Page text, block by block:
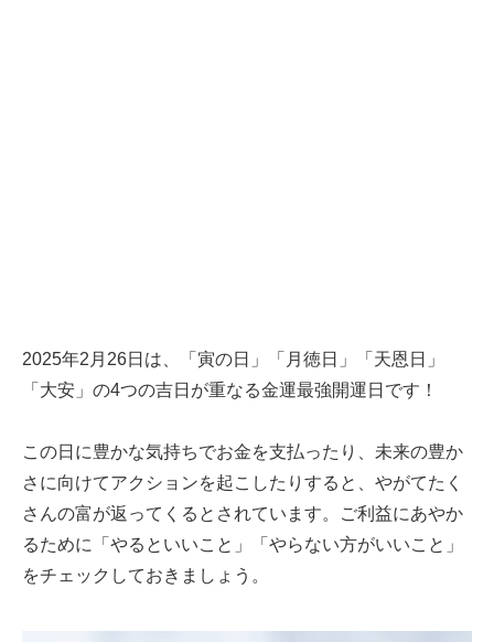
2025年2月26日は、「寅の日」「月徳日」「天恩日」
「大安」の4つの吉日が重なる金運最強開運日です！
この日に豊かな気持ちでお金を支払ったり、未来の豊か
さに向けてアクションを起こしたりすると、やがてたく
さんの富が返ってくるとされています。ご利益にあやか
るために「やるといいこと」「やらない方がいいこと」
をチェックしておきましょう。